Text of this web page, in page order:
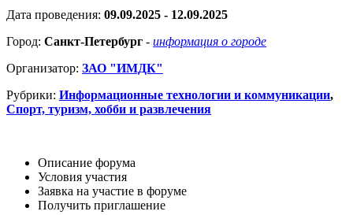
Дата проведения: 09.09.2025 - 12.09.2025
Город: Санкт-Петербург - информация о городе
Организатор: ЗАО "ИМДК"
Рубрики: Информационные технологии и коммуникации,
Спорт, туризм, хобби и развлечения
Описание форума
Условия участия
Заявка на участие в форуме
Получить приглашение